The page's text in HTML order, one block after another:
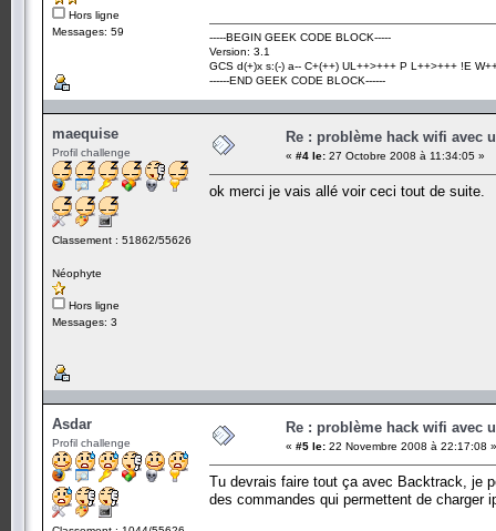
Hors ligne
Messages: 59
-----BEGIN GEEK CODE BLOCK-----
Version: 3.1
GCS d(+)x s:(-) a-- C+(++) UL++>+++ P L++>+++ !E
------END GEEK CODE BLOCK------
maequise
Profil challenge
Classement : 51862/55626
Néophyte
Hors ligne
Messages: 3
Re : problème hack wifi avec
« #4 le: 27 Octobre 2008 à 11:34:05 »
ok merci je vais allé voir ceci tout de suite.
Asdar
Profil challenge
Re : problème hack wifi avec
« #5 le: 22 Novembre 2008 à 22:17:08 »
Tu devrais faire tout ça avec Backtrack, je
des commandes qui permettent de charger